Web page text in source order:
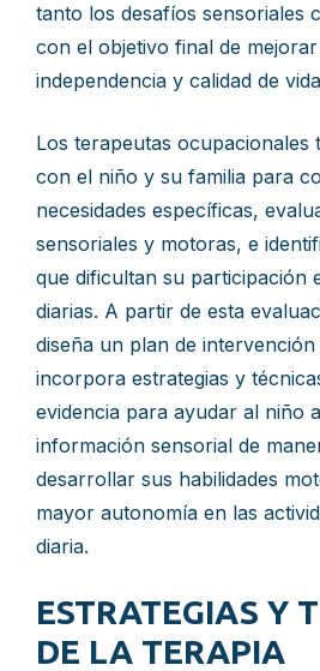
tanto los desafíos sensoriales
con el objetivo final de
independencia y calidad de
Los terapeutas ocupacionales
con el niño y su familia para
necesidades específicas,
sensoriales y motoras, e
que dificultan su participación
diarias. A partir de esta
diseña un plan de intervención
incorpora estrategias y
evidencia para ayudar al niño
información sensorial de
desarrollar sus habilidades
mayor autonomía en las
diaria.
ESTRATEGIAS Y
DE LA TERAPIA